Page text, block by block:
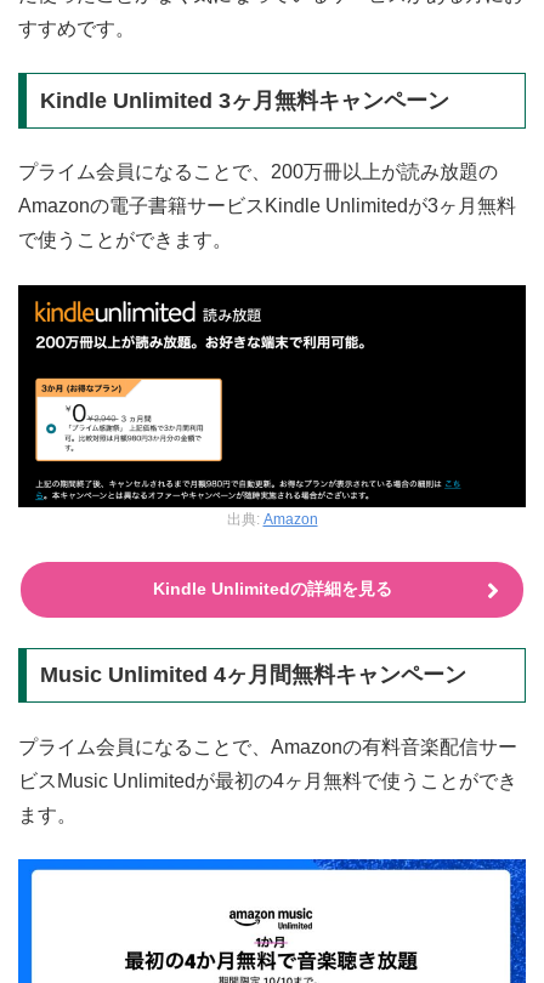
すすめです。
Kindle Unlimited 3ヶ月無料キャンペーン
プライム会員になることで、200万冊以上が読み放題の
Amazonの電子書籍サービスKindle Unlimitedが3ヶ月無料
で使うことができます。
出典: Amazon
Kindle Unlimitedの詳細を見る
Music Unlimited 4ヶ月間無料キャンペーン
プライム会員になることで、Amazonの有料音楽配信サー
ビスMusic Unlimitedが最初の4ヶ月無料で使うことができ
ます。